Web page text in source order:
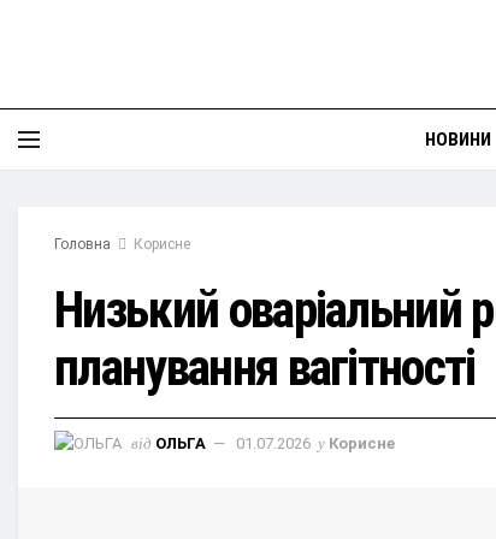
НОВИНИ
Головна Корисне
Низький оваріальний
планування вагітності
від ОЛЬГА 01.07.2026 у Корисне